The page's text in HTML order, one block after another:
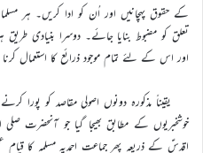
کے حقوق پہچانیں اور اُن کو ادا کریں۔ ہر
تعلق کو مضبوط بنایا جائے۔ دوسرا بنیادی
اور اس کے لئے تمام موجود ذرائع کا استعمال
یقیناً مذکورہ دونوں اصولی مقاصد کو پورا
خوشخبریوں کے مطابق بھیجا گیا جو آنحضرت
اقدسؑ کے ذریعہ پھر جماعت احمدیہ مسلمہ کا